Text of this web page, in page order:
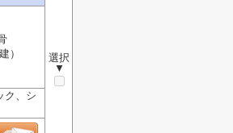
選択
▼
）
ク、シ